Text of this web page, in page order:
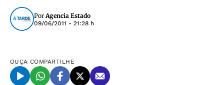
PorAgencia Estado
09/06/2011 - 21:28 h
OUÇA COMPARTILHE